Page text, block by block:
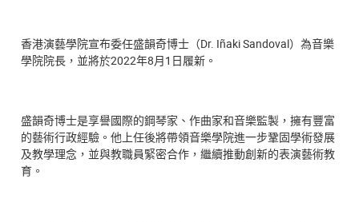
香港演藝學院宣布委任盛韻奇博士（Dr. Iñaki Sandoval）為音樂
學院院長，並將於2022年8月1日履新。
盛韻奇博士是享譽國際的鋼琴家、作曲家和音樂監製，擁有豐富
的藝術行政經驗。他上任後將帶領音樂學院進一步鞏固學術發展
及教學理念，並與教職員緊密合作，繼續推動創新的表演藝術教
育。